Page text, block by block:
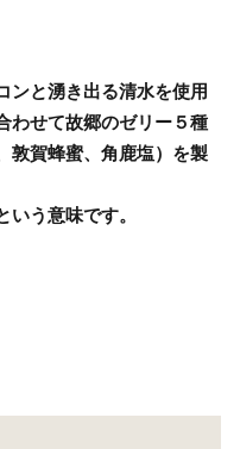
ンと湧き出る清水を使用
わせて故郷のゼリー５種
敦賀蜂蜜、角鹿塩）を製
う意味です。